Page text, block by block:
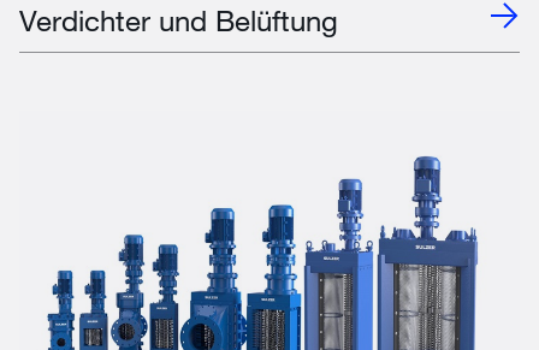
Verdichter und Belüftung